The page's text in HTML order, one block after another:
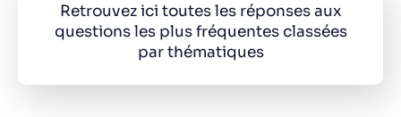
Retrouvez ici toutes les réponses aux
questions les plus fréquentes classées
par thématiques